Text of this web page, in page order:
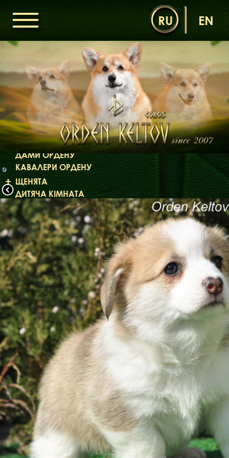
o
RU EN
ОРДЕН КЕЛЬТІВ
НОВИНИ
ДИТЯЧА КІМНАТА
КОНТАКТИ
НАШІ КОРГІ
ДАМИ ОРДЕНУ
КАВАЛЕРИ ОРДЕНУ
ЩЕНЯТА
ДИТЯЧА КІМНАТА
БІБЛІОТЕКА
МІФИ
ФАКТИ
БЛОГ
ГАЛЕРЕЇ